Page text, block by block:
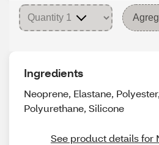
Ingredients
Neoprene, Elastane,
Polyurethane, Silicone
See product details for